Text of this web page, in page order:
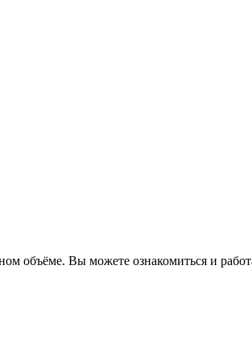
объёме. Вы можете ознакомиться и